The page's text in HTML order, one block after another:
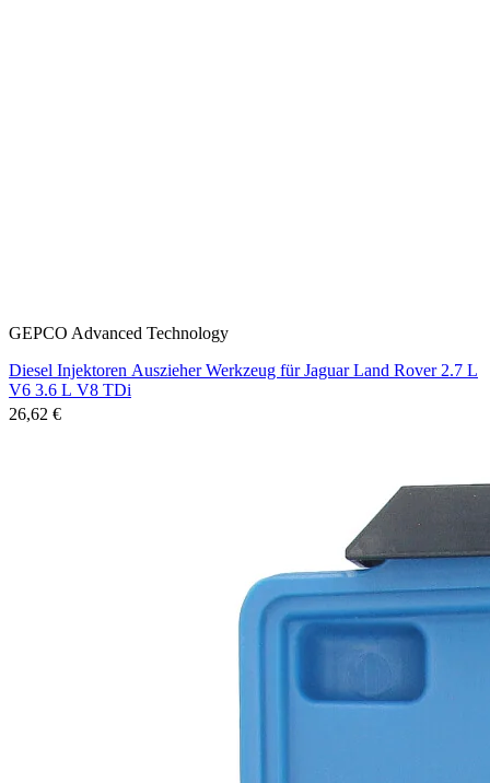
GEPCO Advanced Technology
Diesel Injektoren Auszieher Werkzeug für Jaguar Land Rover 2.7 L
V6 3.6 L V8 TDi
26,62 €